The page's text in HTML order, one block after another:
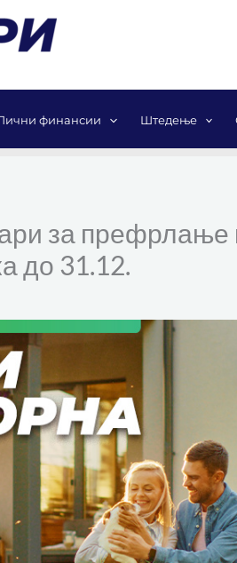
финансии Штедење
за префрлање
до 31.12.